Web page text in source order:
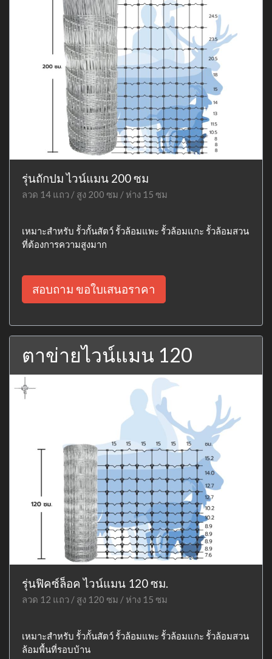
รุ่นถักปม ไวน์แมน 200 ซม
ลวด 14 แถว / สูง 200 ซม / ห่าง 15 ซม
เหมาะสำหรับ รั้วกั้นสัตว์ รั้วล้อมแพะ รั้วล้อมแกะ รั้วล้อมสวน
ที่ต้องการความสูงมาก
สอบถาม ขอใบเสนอราคา
ตาข่ายไวน์แมน 120
รุ่นฟิคซ์ล็อค ไวน์แมน 120 ซม.
ลวด 12 แถว / สูง 120 ซม / ห่าง 15 ซม
เหมาะสำหรับ รั้วกั้นสัตว์ รั้วล้อมแพะ รั้วล้อมแกะ รั้วล้อมสวน
ล้อมพื้นที่รอบบ้าน